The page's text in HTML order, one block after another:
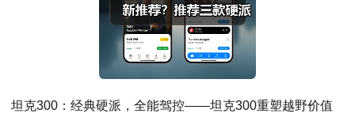
坦克300：经典硬派，全能驾控——坦克300重塑越野价值